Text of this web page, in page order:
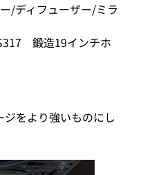
/ディフューザー/ミラ
鍛造19インチホ
をより強いものにし